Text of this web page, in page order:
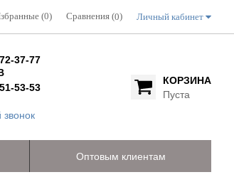
(0) Сравнения (0) Личный кабинет
37-77
53-53
КОРЗИНА
Пуста
Оптовым клиентам